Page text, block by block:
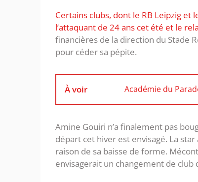
Certains clubs, dont le RB Leipzig
l’attaquant de 24 ans cet été et le
financières de la direction du Stade
pour céder sa pépite.
À voir Académie du
Amine Gouiri n’a finalement pas
départ cet hiver est envisagé. La
raison de sa baisse de forme.
envisagerait un changement de